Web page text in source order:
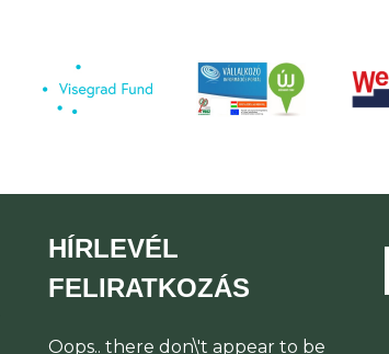
HÍRLEVÉL
FELIRATKOZÁS
Oops.. there don\'t appear to be